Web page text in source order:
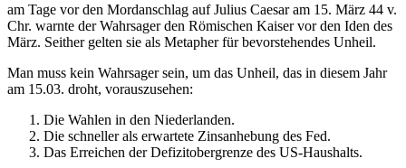
am Tage vor den Mordanschlag auf Julius Caesar am 15. März 44 v.
Chr. warnte der Wahrsager den Römischen Kaiser vor den Iden des
März. Seither gelten sie als Metapher für bevorstehendes Unheil.
Man muss kein Wahrsager sein, um das Unheil, das in diesem Jahr
am 15.03. droht, vorauszusehen:
Die Wahlen in den Niederlanden.
Die schneller als erwartete Zinsanhebung des Fed.
Das Erreichen der Defizitobergrenze des US-Haushalts.